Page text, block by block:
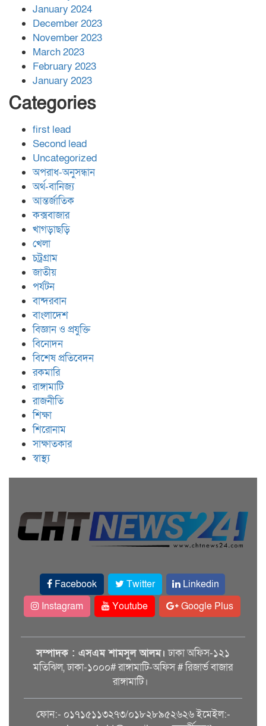
January 2024
December 2023
November 2023
March 2023
February 2023
January 2023
Categories
first lead
Second lead
Uncategorized
অপরাধ-অনুসন্ধান
অর্থ-বানিজ্য
আন্তর্জাতিক
কক্সবাজার
খাগড়াছড়ি
খেলা
চট্রগ্রাম
জাতীয়
পর্যটন
বান্দরবান
বাংলাদেশ
বিজ্ঞান ও প্রযুক্তি
বিনোদন
বিশেষ প্রতিবেদন
রকমারি
রাঙ্গামাটি
রাজনীতি
শিক্ষা
শিরোনাম
সাক্ষাতকার
স্বাস্থ্য
Facebook Twitter
Linkedin
Instagram
Youtube Google Plus
সম্পাদক : এসএম শামসুল আলম। ঢাকা অফিস-১২১
মতিঝিল, ঢাকা-১০০০# রাঙ্গামাটি-অফিস # রিজার্ভ বাজার
রাঙ্গামাটি।
ফোন:- ০১৭১৫১১৩২৭৩/০১৮২৮৯৫২৬২৬ ইমেইল:-